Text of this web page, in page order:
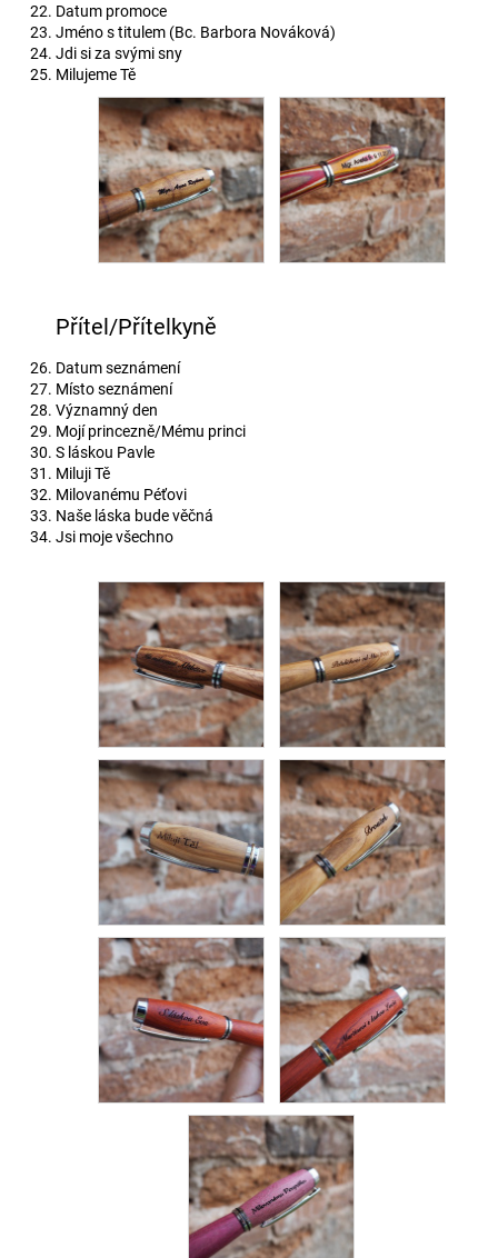
Datum promoce
Jméno s titulem (Bc. Barbora Nováková)
Jdi si za svými sny
Milujeme Tě
Přítel/Přítelkyně
Datum seznámení
Místo seznámení
Významný den
Mojí princezně/Mému princi
S láskou Pavle
Miluji Tě
Milovanému Péťovi
Naše láska bude věčná
Jsi moje všechno